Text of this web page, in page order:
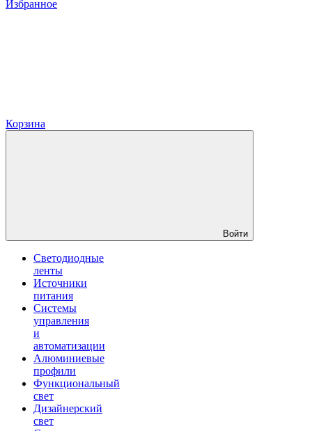
Избранное
Корзина
Войти
Светодиодные
ленты
Источники
питания
Системы
управления
и
автоматизации
Алюминиевые
профили
Функциональный
свет
Дизайнерский
свет